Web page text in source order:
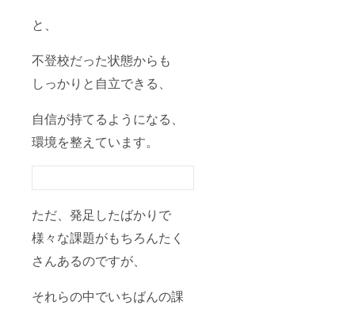
と、
不登校だった状態からも
しっかりと自立できる、
自信が持てるようになる、
環境を整えています。
ただ、発足したばかりで
様々な課題がもちろんたく
さんあるのですが、
それらの中でいちばんの課